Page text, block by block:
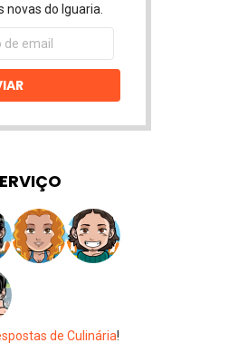
do Iguaria.
de Culinária!